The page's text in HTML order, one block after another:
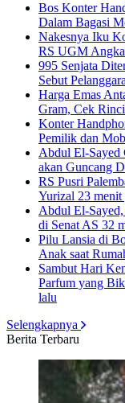
Bos Konter
Dalam Bagasi
Nakesnya Iku
RS UGM
995 Senjata
Sebut
Harga Emas
Gram, Cek
Konter
Pemilik dan
Abdul El-Sayed
akan Guncang
RS Pusri
Yurizal 23
Abdul El-
di Senat AS 32
Pilu Lansia di
Anak saat
Sambut Hari
Parfum yang
lalu
Selengkapnya
Berita Terbaru